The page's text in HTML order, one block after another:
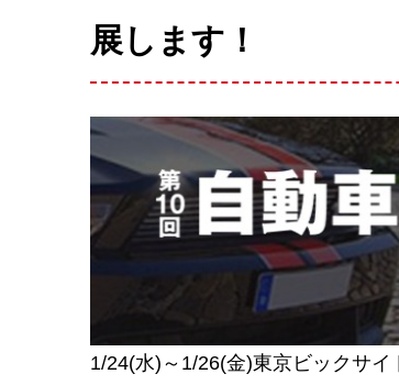
展します！
1/24(水)～1/26(金)東京ビックサ